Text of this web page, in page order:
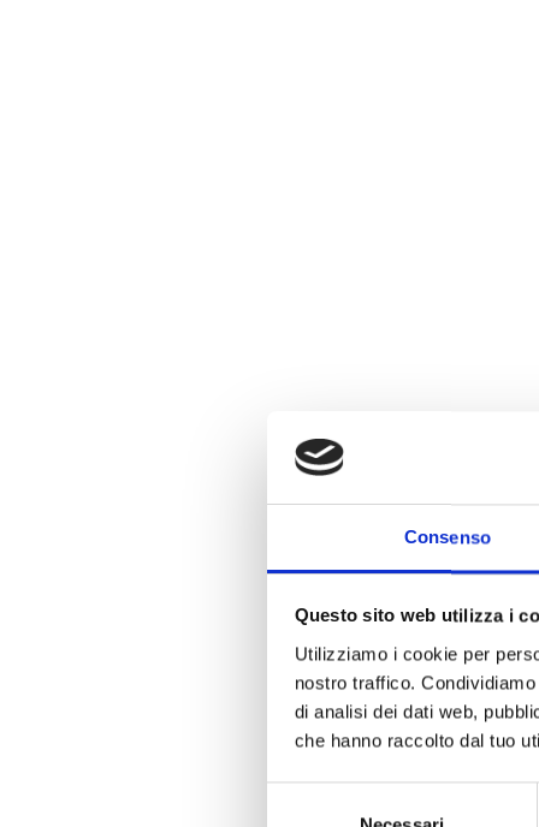
Consenso
Questo sito web utilizza i
Utilizziamo i cookie per
nostro traffico.
di analisi dei dati web,
che hanno raccolto dal tuo